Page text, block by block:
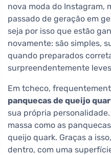
nova moda do Instagram,
passado de geração em
seja por isso que estão
novamente: são simples,
quando preparados
surpreendentemente
Em tcheco,
panquecas de queijo
sua própria
massa como as
queijo quark. Graças a
dentro, com uma